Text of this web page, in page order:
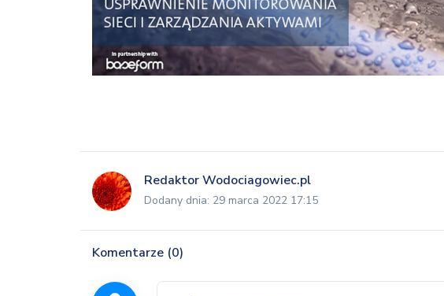
Redaktor Wodociagowiec.pl
Dodany dnia: 29 marca 2022 17:15
Komentarze (0)